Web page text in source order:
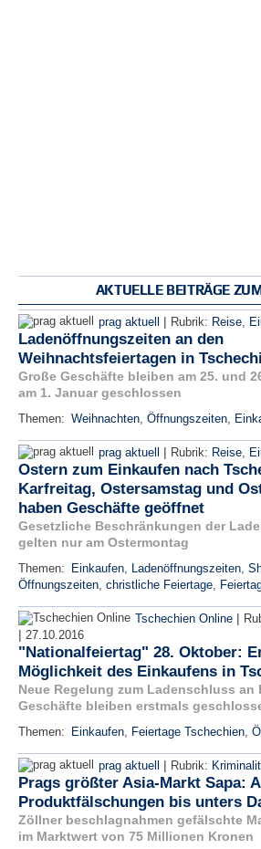
AKTUELLE BEITRÄGE
prag aktuell | Rubrik: Reise,
Ladenöffnungszeiten an den
Weihnachtsfeiertagen in
Große Geschäfte bleiben am 25. und
am 1. Januar geschlossen
Themen: Weihnachten, Öffnungszeiten,
prag aktuell | Rubrik: Reise,
Ostern zum Einkaufen nach
Karfreitag, Ostersamstag und
haben Geschäfte geöffnet
Gesetzliche Beschränkungen der
gelten nur am Ostermontag
Themen: Einkaufen, Ladenöffnungszeiten,
Öffnungszeiten, christliche Feiertage,
Tschechien Online |
| 27.10.2016
"Nationalfeiertag" 28. Oktober:
Möglichkeit des Einkaufens in
Neue Regelung zum Ladenschluss an
Geschäfte bleiben erstmals
Themen: Einkaufen, Feiertage Tschechien,
prag aktuell | Rubrik:
Prags größter Asia-Markt Sapa:
Produktfälschungen bis unters
Zöllner beschlagnahmen gefälschte
im Marktwert von 75 Millionen Kronen